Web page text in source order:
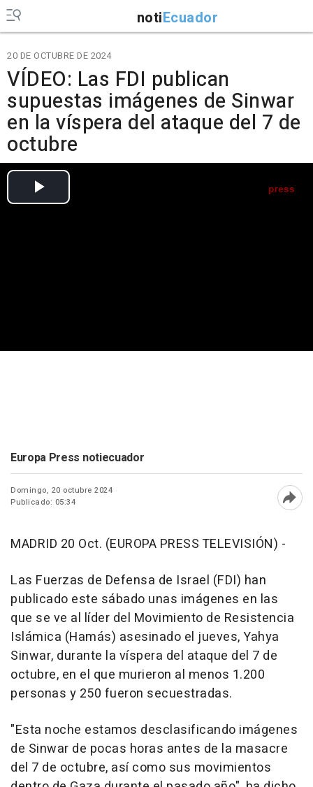
notiEcuador
20 DE OCTUBRE DE 2024
VÍDEO: Las FDI publican
supuestas imágenes de Sinwar
en la víspera del ataque del 7 de
octubre
Europa Press notiecuador
Domingo, 20 octubre 2024
Publicado: 05:34
MADRID 20 Oct. (EUROPA PRESS TELEVISIÓN) -
Las Fuerzas de Defensa de Israel (FDI) han
publicado este sábado unas imágenes en las
que se ve al líder del Movimiento de Resistencia
Islámica (Hamás) asesinado el jueves, Yahya
Sinwar, durante la víspera del ataque del 7 de
octubre, en el que murieron al menos 1.200
personas y 250 fueron secuestradas.
"Esta noche estamos desclasificando imágenes
de Sinwar de pocas horas antes de la masacre
del 7 de octubre, así como sus movimientos